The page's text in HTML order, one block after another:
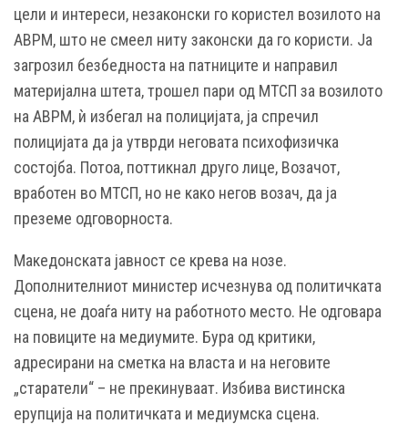
цели и интереси, незаконски го користел возилото на
АВРМ, што не смеел ниту законски да го користи. Ја
загрозил безбедноста на патниците и направил
материјална штета, трошел пари од МТСП за возилото
на АВРМ, ѝ избегал на полицијата, ја спречил
полицијата да ја утврди неговата психофизичка
состојба. Потоа, поттикнал друго лице, Возачот,
вработен во МТСП, но не како негов возач, да ја
преземе одговорноста.
Македонската јавност се крева на нозе.
Дополнителниот министер исчезнува од политичката
сцена, не доаѓа ниту на работното место. Не одговара
на повиците на медиумите. Бура од критики,
адресирани на сметка на власта и на неговите
„старатели“ – не прекинуваат. Избива вистинска
ерупција на политичката и медиумска сцена.